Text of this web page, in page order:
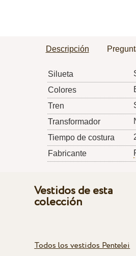
Descripción
Silueta
Colores
Tren
Transformador
Tiempo de costura
Fabricante
Vestidos de esta
colección
Todos los vestidos Pentelei